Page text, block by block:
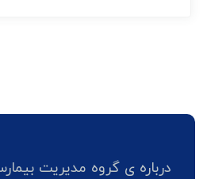
درباره ی گروه مدیریت